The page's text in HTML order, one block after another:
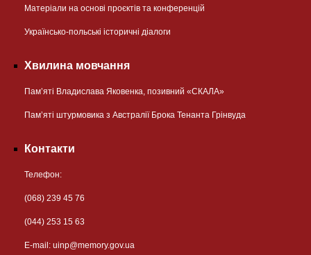
Матеріали на основі проєктів та конференцій
Українсько-польські історичні діалоги
Хвилина мовчання
Пам’яті Владислава Яковенка, позивний «СКАЛА»
Пам’яті штурмовика з Австралії Брока Тенанта Грінвуда
Контакти
Телефон:
(068) 239 45 76
(044) 253 15 63
Е-mail: uinp@memory.gov.ua